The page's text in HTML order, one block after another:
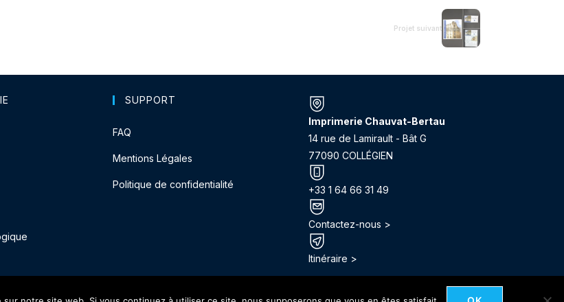
Projet suivant
SUPPORT
FAQ
Mentions Légales
Politique de confidentialité
Imprimerie Chauvat-Bertau
14 rue de Lamirault - Bât G
77090 COLLÉGIEN
+33 1 64 66 31 49
Contactez-nous >
Itinéraire >